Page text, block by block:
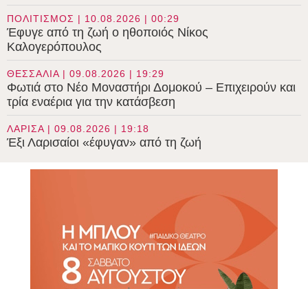
ΠΟΛΙΤΙΣΜΟΣ | 10.08.2026 | 00:29
Έφυγε από τη ζωή ο ηθοποιός Νίκος
Καλογερόπουλος
ΘΕΣΣΑΛΙΑ | 09.08.2026 | 19:29
Φωτιά στο Νέο Μοναστήρι Δομοκού – Επιχειρούν και
τρία εναέρια για την κατάσβεση
ΛΑΡΙΣΑ | 09.08.2026 | 19:18
Έξι Λαρισαίοι «έφυγαν» από τη ζωή